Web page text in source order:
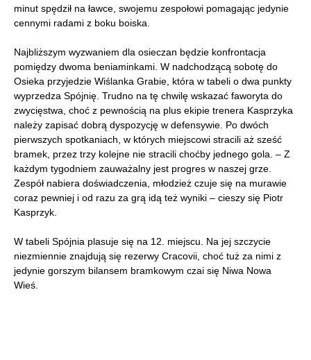
minut spędził na ławce, swojemu zespołowi pomagając jedynie
cennymi radami z boku boiska.
Najbliższym wyzwaniem dla osieczan będzie konfrontacja
pomiędzy dwoma beniaminkami. W nadchodzącą sobotę do
Osieka przyjedzie Wiślanka Grabie, która w tabeli o dwa punkty
wyprzedza Spójnię. Trudno na tę chwilę wskazać faworyta do
zwycięstwa, choć z pewnością na plus ekipie trenera Kasprzyka
należy zapisać dobrą dyspozycję w defensywie. Po dwóch
pierwszych spotkaniach, w których miejscowi stracili aż sześć
bramek, przez trzy kolejne nie stracili choćby jednego gola. – Z
każdym tygodniem zauważalny jest progres w naszej grze.
Zespół nabiera doświadczenia, młodzież czuje się na murawie
coraz pewniej i od razu za grą idą też wyniki – cieszy się Piotr
Kasprzyk.
W tabeli Spójnia plasuje się na 12. miejscu. Na jej szczycie
niezmiennie znajdują się rezerwy Cracovii, choć tuż za nimi z
jedynie gorszym bilansem bramkowym czai się Niwa Nowa
Wieś.